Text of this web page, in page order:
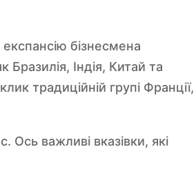
бізнесмена
Індія, Китай та
традиційній групі Франції,
Ось важливі вказівки, які